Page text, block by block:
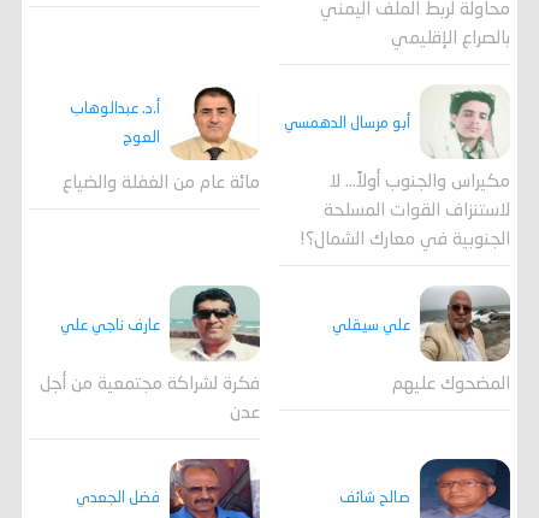
محاولة لربط الملف اليمني
بالصراع الإقليمي
أبو مرسال الدهمسي
مكيراس والجنوب أولاً... لا
لاستنزاف القوات المسلحة
الجنوبية في معارك الشمال؟!
أ.د. عبدالوهاب
العوج
مائة عام من الغفلة والضياع
علي سيقلي
المضحوك عليهم
عارف ناجي علي
فكرة لشراكة مجتمعية من أجل
عدن
صالح شائف فضل الجعدي